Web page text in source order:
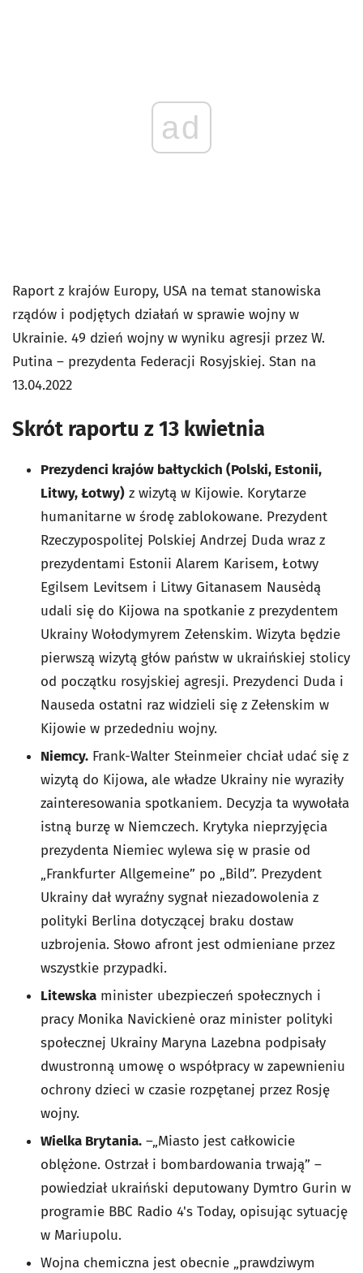
ad
Raport z krajów Europy, USA na temat stanowiska
rządów i podjętych działań w sprawie wojny w
Ukrainie. 49 dzień wojny w wyniku agresji przez W.
Putina – prezydenta Federacji Rosyjskiej. Stan na
13.04.2022
Skrót raportu z 13 kwietnia
Prezydenci krajów bałtyckich (Polski, Estonii,
Litwy, Łotwy) z wizytą w Kijowie. Korytarze
humanitarne w środę zablokowane. Prezydent
Rzeczypospolitej Polskiej Andrzej Duda wraz z
prezydentami Estonii Alarem Karisem, Łotwy
Egilsem Levitsem i Litwy Gitanasem Nausėdą
udali się do Kijowa na spotkanie z prezydentem
Ukrainy Wołodymyrem Zełenskim. Wizyta będzie
pierwszą wizytą głów państw w ukraińskiej stolicy
od początku rosyjskiej agresji. Prezydenci Duda i
Nauseda ostatni raz widzieli się z Zełenskim w
Kijowie w przededniu wojny.
Niemcy. Frank-Walter Steinmeier chciał udać się z
wizytą do Kijowa, ale władze Ukrainy nie wyraziły
zainteresowania spotkaniem. Decyzja ta wywołała
istną burzę w Niemczech. Krytyka nieprzyjęcia
prezydenta Niemiec wylewa się w prasie od
„Frankfurter Allgemeine” po „Bild”. Prezydent
Ukrainy dał wyraźny sygnał niezadowolenia z
polityki Berlina dotyczącej braku dostaw
uzbrojenia. Słowo afront jest odmieniane przez
wszystkie przypadki.
Litewska minister ubezpieczeń społecznych i
pracy Monika Navickienė oraz minister polityki
społecznej Ukrainy Maryna Lazebna podpisały
dwustronną umowę o współpracy w zapewnieniu
ochrony dzieci w czasie rozpętanej przez Rosję
wojny.
Wielka Brytania. –„Miasto jest całkowicie
oblężone. Ostrzał i bombardowania trwają” –
powiedział ukraiński deputowany Dymtro Gurin w
programie BBC Radio 4's Today, opisując sytuację
w Mariupolu.
Wojna chemiczna jest obecnie „prawdziwym